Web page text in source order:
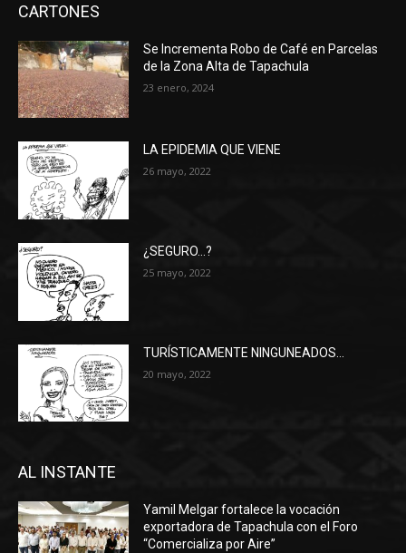
CARTONES
Se Incrementa Robo de Café en Parcelas
de la Zona Alta de Tapachula
23 enero, 2024
LA EPIDEMIA QUE VIENE
26 mayo, 2022
¿SEGURO…?
25 mayo, 2022
TURÍSTICAMENTE NINGUNEADOS…
20 mayo, 2022
AL INSTANTE
Yamil Melgar fortalece la vocación
exportadora de Tapachula con el Foro
“Comercializa por Aire”